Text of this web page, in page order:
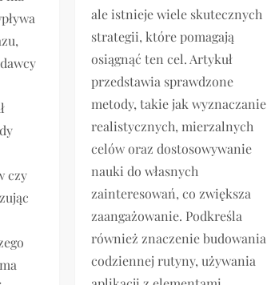
czy
ale istnieje wiele skutecznych
strategii, które pomagają
osiągnąć ten cel. Artykuł
przedstawia sprawdzone
metody, takie jak wyznaczanie
realistycznych, mierzalnych
celów oraz dostosowywanie
nauki do własnych
zainteresowań, co zwiększa
zaangażowanie. Podkreśla
również znaczenie budowania
codziennej rutyny, używania